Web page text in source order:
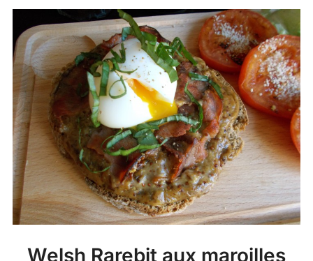
Welsh Rarebit aux maroilles